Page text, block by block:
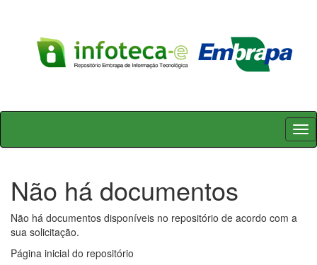
Skip
Não há documentos
Não há documentos disponíveis no repositório de acordo com a
sua solicitação.
Página inicial do repositório